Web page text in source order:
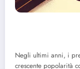
Negli ultimi anni, i
crescente popolarità